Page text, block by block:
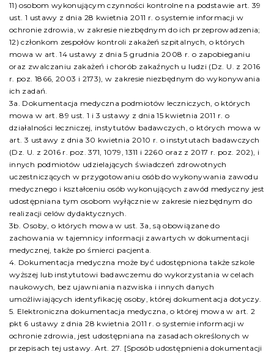
11) osobom wykonującym czynności kontrolne na podstawie art. 39
ust. 1 ustawy z dnia 28 kwietnia 2011 r. o systemie informacji w
ochronie zdrowia, w zakresie niezbędnym do ich przeprowadzenia;
12) członkom zespołów kontroli zakażeń szpitalnych, o których
mowa w art. 14 ustawy z dnia 5 grudnia 2008 r. o zapobieganiu
oraz zwalczaniu zakażeń i chorób zakaźnych u ludzi (Dz. U. z 2016
r. poz. 1866, 2003 i 2173), w zakresie niezbędnym do wykonywania
ich zadań.
3a. Dokumentacja medyczna podmiotów leczniczych, o których
mowa w art. 89 ust. 1 i 3 ustawy z dnia 15 kwietnia 2011 r. o
działalności leczniczej, instytutów badawczych, o których mowa w
art. 3 ustawy z dnia 30 kwietnia 2010 r. o instytutach badawczych
(Dz. U. z 2016 r. poz. 371, 1079, 1311 i 2260 oraz z 2017 r. poz. 202), i
innych podmiotów udzielających świadczeń zdrowotnych
uczestniczących w przygotowaniu osób do wykonywania zawodu
medycznego i kształceniu osób wykonujących zawód medyczny jest
udostępniana tym osobom wyłącznie w zakresie niezbędnym do
realizacji celów dydaktycznych.
3b. Osoby, o których mowa w ust. 3a, są obowiązane do
zachowania w tajemnicy informacji zawartych w dokumentacji
medycznej, także po śmierci pacjenta.
4. Dokumentacja medyczna może być udostępniona także szkole
wyższej lub instytutowi badawczemu do wykorzystania w celach
naukowych, bez ujawniania nazwiska i innych danych
umożliwiających identyfikację osoby, której dokumentacja dotyczy.
5. Elektroniczna dokumentacja medyczna, o której mowa w art. 2
pkt 6 ustawy z dnia 28 kwietnia 2011 r. o systemie informacji w
ochronie zdrowia, jest udostępniana na zasadach określonych w
przepisach tej ustawy. Art. 27. [Sposób udostępnienia dokumentacji